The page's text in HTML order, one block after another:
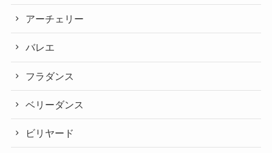
アーチェリー
バレエ
フラダンス
ベリーダンス
ビリヤード